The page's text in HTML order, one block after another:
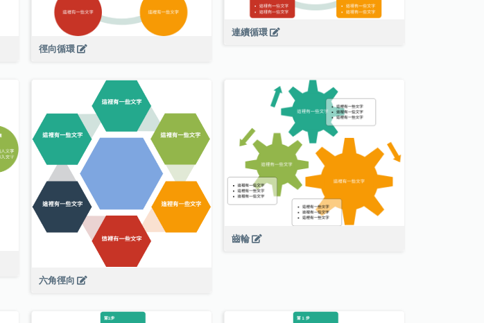
徑向循環
連續循環
六角徑向
齒輪